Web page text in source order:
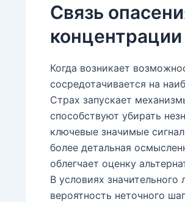
Связь
концентрации
Когда возникает
сосредотачивается на
Страх запускает
способствуют убирать
ключевые значимые
более детальная
облегчает оценку
В условиях
вероятность неточного